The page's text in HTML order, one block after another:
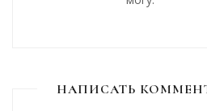
НАПИСАТЬ